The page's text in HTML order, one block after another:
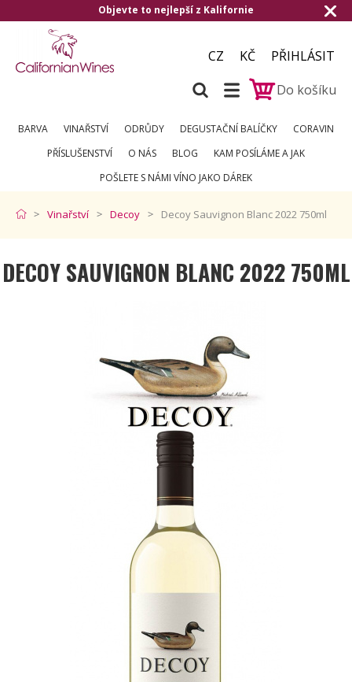
to nejlepší z Kalifornie Doručení
CZ KČ
PŘIHLÁSIT
Do košíku
BARVA VINAŘSTVÍ ODRŮDY DEGUSTAČNÍ BALÍČKY
CORAVIN
PŘÍSLUŠENSTVÍ
O NÁS BLOG
KAM POSÍLÁME A JAK
POŠLETE S NÁMI VÍNO JAKO DÁREK
Vinařství Decoy Decoy Sauvignon Blanc 2022 750ml
DECOY SAUVIGNON BLANC 2022 750ML